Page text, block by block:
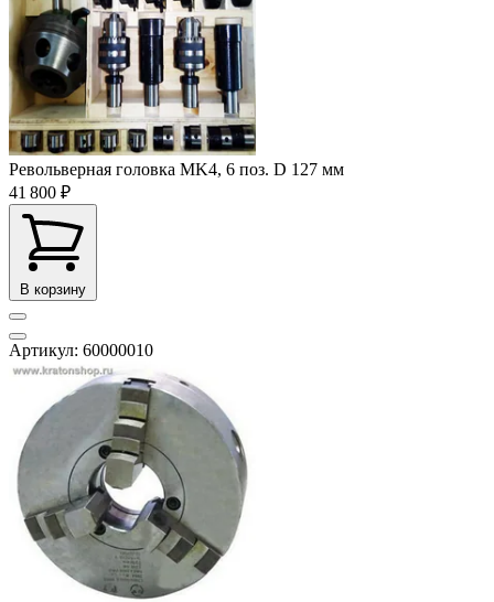
Револьверная головка MK4, 6 поз. D 127 мм
41 800 ₽
В корзину
Артикул: 60000010